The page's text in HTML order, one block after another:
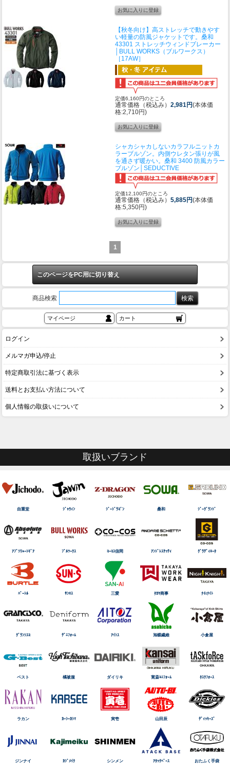
【秋冬向け】高ストレッチで動きやす
い軽量の防風ジャケットです。 桑和
43301 ストレッチウィンドブレーカー
│BULL WORKS（ブルワークス）
［17AW］
定価6,160円のところ
通常価格（税込み） 2,981円(本体価
格:2,710円)
シャカシャカしないカラフルニットカ
ラーブルゾン。内側ウレタン張りが風
を通さず暖かい。 桑和 3400 防風カラー
ブルゾン│SEDUCTIVE
定価12,100円のところ
通常価格（税込み） 5,885円(本体価
格:5,350円)
1
このページをPC用に切り替え
商品検索
マイページ カート
ログイン
メルマガ申込/停止
特定商取引法に基づく表示
送料とお支払い方法について
個人情報の取扱いについて
取扱いブランド
自重堂 ｼﾞｬｳｨﾝ ｼﾞｰﾄﾞﾗｺﾞﾝ 桑和 ｼﾞｰｸﾞﾗﾝﾄﾞ
ｱﾌﾞｿﾘｭｰﾄｷﾞｱ ﾌﾞﾙﾜｰｸｽ ｺｰｺｽ信岡 ｱﾝﾄﾞﾚｽｹｯﾃｨ ｸﾞﾗﾃﾞｨｴｰﾀ
ﾊﾞｰﾄﾙ ｻﾝｴｽ 三愛 ﾀｶﾔ商事 ﾅｲtﾅｲﾄ
ｸﾞﾗﾝｼｽｺ ﾃﾞﾆﾌｫｰﾑ ｱｲﾄｽ 旭蝶繊維 小倉屋
ベスト 橘被服 ダイリキ 寛斎ﾕﾆﾌｫｰﾑ ﾀｽｸﾌｫｰｽ
ラカン ｶｰｼｰｶｼﾏ 寅壱 山田辰 ﾃﾞｨｯｷｰｽﾞ
ジンナイ ｶｼﾞﾒｲｸ シンメン ｱﾀｯｸﾍﾞｰｽ おたふく手袋